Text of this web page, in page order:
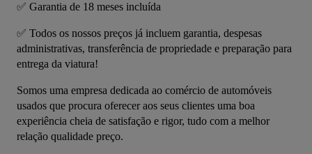
✅ Garantia de 18 meses incluída
✅ Todos os nossos preços já incluem garantia, despesas
administrativas, transferência de propriedade e preparação para
entrega da viatura!
Somos uma empresa dedicada ao comércio de automóveis
usados que procura oferecer aos seus clientes uma boa
experiência cheia de satisfação e rigor, tudo com a melhor
relação qualidade preço.